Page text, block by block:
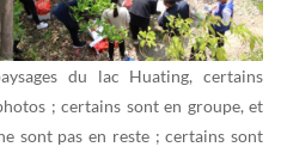
du lac Huating, certains
; certains sont en groupe, et
sont pas en reste ; certains sont